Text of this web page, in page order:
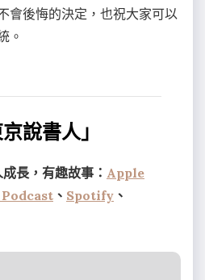
會後悔的決定，也祝大家可以
。
說書人」
長，有趣故事： Apple
、 Spotify 、